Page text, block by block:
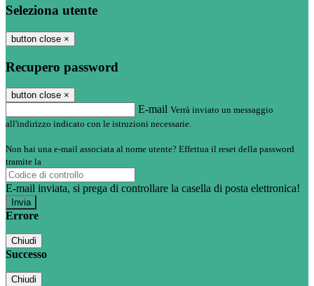
Seleziona utente
button close ×
Recupero password
button close ×
E-mail Verrà inviato un messaggio
all'indirizzo indicato con le istruzioni necessarie.
Non hai una e-mail associata al nome utente? Effettua il reset della password
tramite la
E-mail inviata, si prega di controllare la casella di posta elettronica!
Errore
Chiudi
Successo
Chiudi